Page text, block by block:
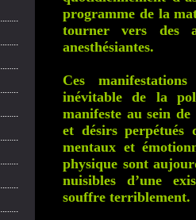
programme de la
tourner vers des
anesthésiantes.
Ces
inévitable de la
manifeste au sein de
et désirs perpétués
mentaux et
physique sont
nuisibles d’une
souffre terriblement.